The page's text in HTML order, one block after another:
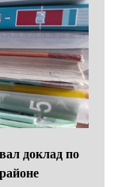
доклад по